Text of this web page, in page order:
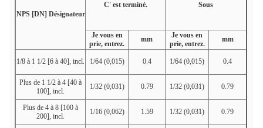
NPS [DN] Désignateur
C' est terminé. Sous
Je vous en
prie, entrez.
mm
Je vous en
prie, entrez.
mm
1/8 à 1 1/2 [6 à 40], incl. 1/64 (0,015) 0.4 1/64 (0,015) 0.4
Plus de 1 1/2 à 4 [40 à
100], incl.
1/32 (0,031) 0.79 1/32 (0,031) 0.79
Plus de 4 à 8 [100 à
200], incl.
1/16 (0,062) 1.59 1/32 (0,031) 0.79